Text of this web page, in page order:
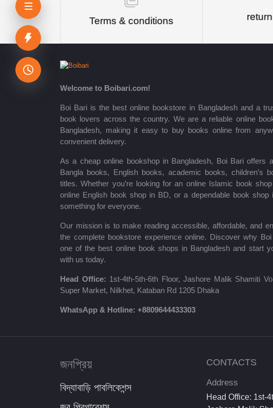
পাঞ্জেরী সম্পাদনা পর্ষদ
মফিজুল ইসলাম মিলন
রবীন্দ্রনাথ ঠাকুর
মোত্তাসিন পাহলভী
শায়খ আহমাদুল্লাহ
মোঃ খাইরুল আলম
ম্যাক্সিম গোর্কি
মহাদেব সাহা
প্রমথ চৌধুরী
শরৎচন্দ্র চট্টোপাধ্যায়
সলিমুল্লাহ খান
Terms & conditions
Welcome to Boibari.com!
Boi Bari is the best online bookstore in Bangladesh and a
book lovers across the country. We are a reliable online
Bangladesh, making it easy to buy books online from
convenient delivery.
As a cheap online bookshop in Bangladesh, Boi Bari offers
Bangla books, English books, academic books, children’s
titles. Whether you’re looking for an online Islamic book
online English book shop in BD, or a dependable book shop
something for everyone.
Our mission is to make reading accessible, affordable, and
the complete bookstore experience online. Discover why
one of the best online book shops in Bangladesh and start
with us today.
Head Office: 1st-4th-5th-6th Floor, Jashore Malik Shamiti
Super Market, Nilkhet, Kataban Rd 1205 Dhaka
WhatsApp & Hotline: +8809644433303
জনপ্রিয়
বিদ্যাবাড়ি পাবলিকেশন্স
CONTACTS
Address
Head Office: 1st-